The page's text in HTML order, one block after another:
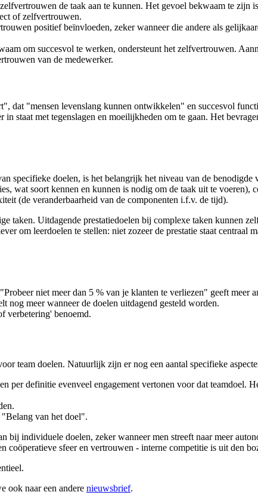
de taak aan te kunnen. Het gevoel bekwaam te zijn
of zelfvertrouwen.
positief beïnvloeden, zeker wanneer die andere als
om succesvol te werken, ondersteunt het zelfvertrouwen.
van de medewerker.
dat "mensen levenslang kunnen ontwikkelen" en succesvol
staat met tegenslagen en moeilijkheden om te gaan. Het
specifieke doelen, is het belangrijk het niveau van de
wat soort kennen en kunnen is nodig om de taak uit te voeren),
(de veranderbaarheid van de componenten i.f.v. de tijd).
taken. Uitdagende prestatiedoelen bij complexe taken kunnen
om leerdoelen te stellen: niet zozeer de prestatie staat centraal
niet meer dan 5 % van je klanten te verliezen" geeft
nog meer wanneer de doelen uitdagend gesteld worden.
verbetering' benoemd.
team doelen. Natuurlijk zijn er nog een aantal specifieke
per definitie evenveel engagement vertonen voor dat teamdoel.
van het doel".
bij individuele doelen, zeker wanneer men streeft naar meer
coöperatieve sfeer en vertrouwen - interne competitie is uit den
ook naar een andere nieuwsbrief.